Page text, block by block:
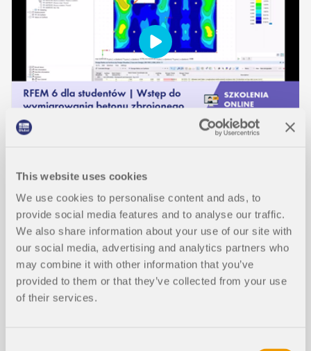
This website uses cookies
We use cookies to personalise content and ads, to
provide social media features and to analyse our traffic.
We also share information about your use of our site with
our social media, advertising and analytics partners who
may combine it with other information that you’ve
provided to them or that they’ve collected from your use
of their services.
RFEM 6 dla studentów | Wstęp do wymiarowania
betonu zbrojonego | 8 maja 2024
Trwanie: 00:58:31 min